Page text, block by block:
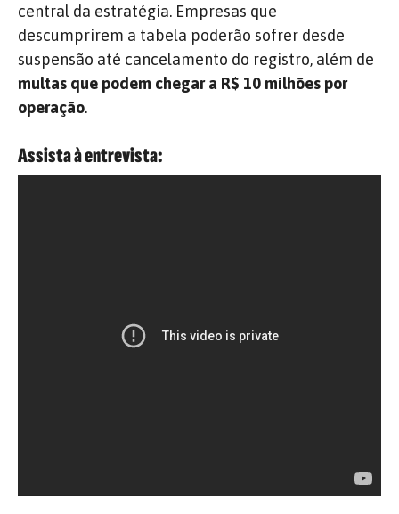
central da estratégia. Empresas que
descumprirem a tabela poderão sofrer desde
suspensão até cancelamento do registro, além de
multas que podem chegar a R$ 10 milhões por
operação.
Assista à entrevista: